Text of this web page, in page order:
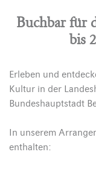
Buchbar für
bis
Erleben und
Kultur in der
Bundeshauptstadt
In unserem
enthalten: